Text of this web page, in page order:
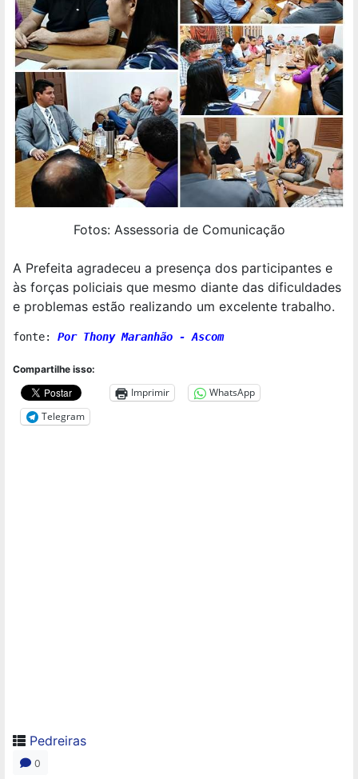
Fotos: Assessoria de Comunicação
A Prefeita agradeceu a presença dos participantes e
às forças policiais que mesmo diante das dificuldades
e problemas estão realizando um excelente trabalho.
fonte: Por Thony Maranhão - Ascom
Compartilhe isso:
Imprimir
WhatsApp
Telegram
Pedreiras
0